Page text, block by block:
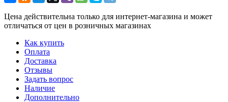
Цена действительна только для интернет-магазина и может
отличаться от цен в розничных магазинах
Как купить
Оплата
Доставка
Отзывы
Задать вопрос
Наличие
Дополнительно